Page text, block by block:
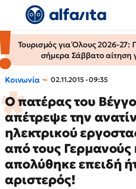
Τουρισμός για Όλους 2026-
σήμερα Σάββατο αίτηση
Κοινωνία 02.11.2015 - 09:35
Ο πατέρας του
απέτρεψε την
ηλεκτρικού
από τους Γερμανούς
απολύθηκε επειδή
αριστερός!